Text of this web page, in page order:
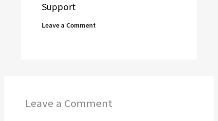
Support
Leave a Comment
Leave a Comment